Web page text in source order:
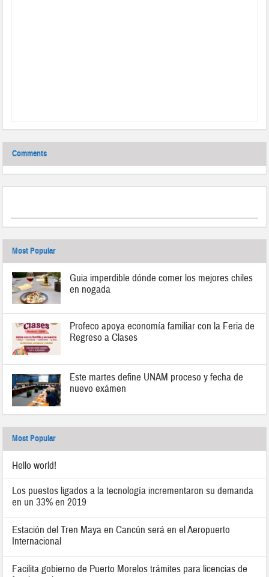
Comments
Most Popular
Guia imperdible dónde comer los mejores chiles
en nogada
Profeco apoya economía familiar con la Feria de
Regreso a Clases
Este martes define UNAM proceso y fecha de
nuevo exámen
Most Popular
Hello world!
Los puestos ligados a la tecnología incrementaron su demanda
en un 33% en 2019
Estación del Tren Maya en Cancún será en el Aeropuerto
Internacional
Facilita gobierno de Puerto Morelos trámites para licencias de